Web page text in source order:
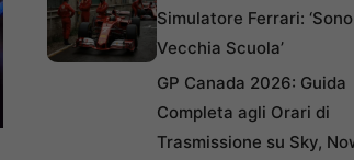
Simulatore Ferrari:
Vecchia Scuola’
GP Canada 2026: Guida
Completa agli Orari di
Trasmissione su Sky,